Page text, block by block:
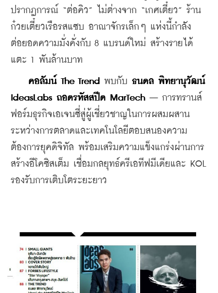
ปรากฏการณ์ “ต่อคิว” ไม่ต่างจาก “เกศเตี๋ยว” ร้าน
ก๋วยเตี๋ยวเรือรสแซบ อาณาจักรเล็กๆ แห่งนี้กำลัง
ต่อยอดความมั่งคั่งกับ 8 แบรนด์ใหม่ สร้างรายได้
แตะ 1 พันล้านบาท
คอลัมน์ The Trend พบกับ ธนดล พิทยานุวัฒน์
IdeasLabs ถอดรหัสสปีด MarTech – การทรานส์
ฟอร์มธุรกิจเอเจนซี่สู่ผู้เชี่ยวชาญในการผสมผสาน
ระหว่างการตลาดและเทคโนโลยีตอบสนองความ
ต้องการยุคดิจิทัล พร้อมเสริมความแข็งแกร่งผ่านการ
สร้างอีโคซิสเต็ม เชื่อมกลยุทธ์ครีเอทีฟมีเดียและ KOL
รองรับการเติบโตระยะยาว